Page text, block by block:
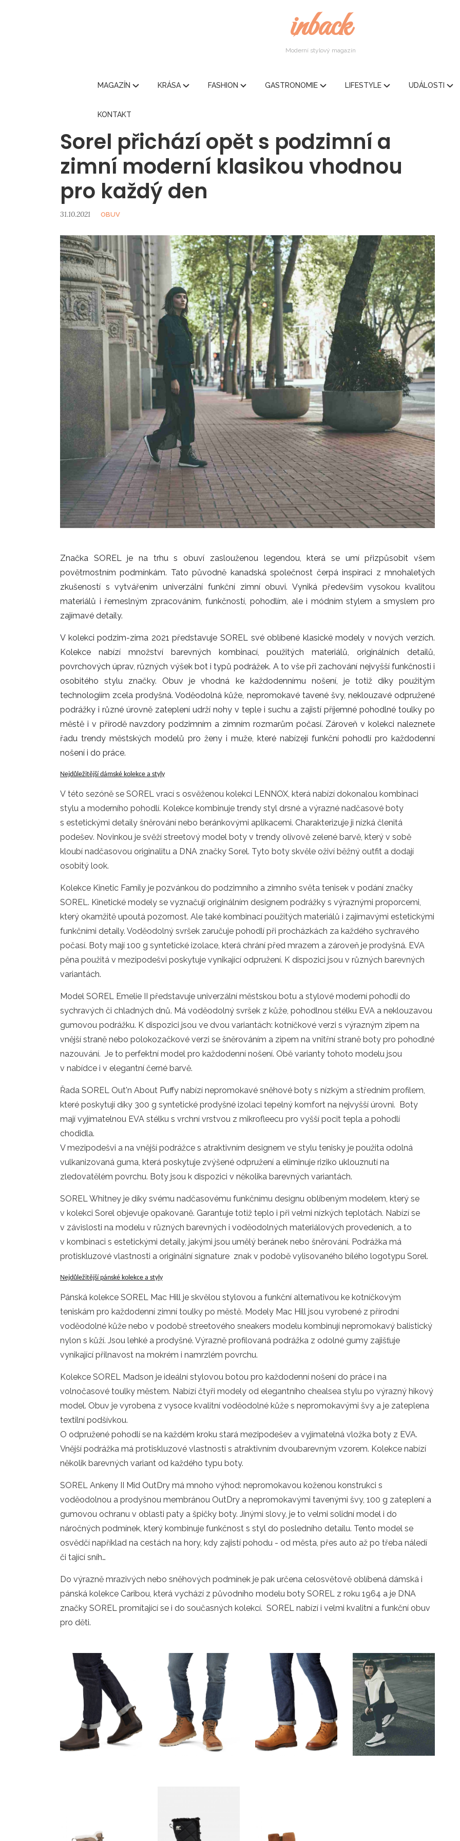
inback
Moderní stylový magazín
MAGAZÍN KRÁSA FASHION GASTRONOMIE LIFESTYLE UDÁLOSTI
KONTAKT
Sorel přichází opět s podzimní a
zimní moderní klasikou vhodnou
pro každý den
31.10.2021 OBUV
Značka SOREL je na trhu s obuví zaslouženou legendou, která se umí přizpůsobit všem
povětrnostním podmínkám. Tato původně kanadská společnost čerpá inspiraci z mnohaletých
zkušeností s vytvářením univerzální funkční zimní obuvi. Vyniká především vysokou kvalitou
materiálů i řemeslným zpracováním, funkčností, pohodlím, ale i módním stylem a smyslem pro
zajímavé detaily.
V kolekci podzim-zima 2021 představuje SOREL své oblíbené klasické modely v nových verzích.
Kolekce nabízí množství barevných kombinací, použitých materiálů, originálních detailů,
povrchových úprav, různých výšek bot i typů podrážek. A to vše při zachování nejvyšší funkčnosti i
osobitého stylu značky. Obuv je vhodná ke každodennímu nošení, je totiž díky použitým
technologiím zcela prodyšná. Voděodolná kůže, nepromokavé tavené švy, neklouzavé odpružené
podrážky i různé úrovně zateplení udrží nohy v teple i suchu a zajistí příjemné pohodlné toulky po
městě i v přírodě navzdory podzimním a zimním rozmarům počasí. Zároveň v kolekci naleznete
řadu trendy městských modelů pro ženy i muže, které nabízejí funkční pohodlí pro každodenní
nošení i do práce.
Nejdůležitější dámské kolekce a styly
V této sezóně se SOREL vrací s osvěženou kolekcí LENNOX, která nabízí dokonalou kombinaci
stylu a moderního pohodlí. Kolekce kombinuje trendy styl drsné a výrazné nadčasové boty
s estetickými detaily šněrování nebo beránkovými aplikacemi. Charakterizuje ji nízká členitá
podešev. Novinkou je svěží streetový model boty v trendy olivově zelené barvě, který v sobě
kloubí nadčasovou originalitu a DNA značky Sorel. Tyto boty skvěle oživí běžný outfit a dodají
osobitý look.
Kolekce Kinetic Family je pozvánkou do podzimního a zimního světa tenisek v podání značky
SOREL. Kinetické modely se vyznačují originálním designem podrážky s výraznými proporcemi,
který okamžitě upoutá pozornost. Ale také kombinací použitých materiálů i zajímavými estetickými
funkčními detaily. Voděodolný svršek zaručuje pohodlí při procházkách za každého sychravého
počasí. Boty mají 100 g syntetické izolace, která chrání před mrazem a zároveň je prodyšná. EVA
pěna použitá v mezipodešvi poskytuje vynikající odpružení. K dispozici jsou v různých barevných
variantách.
Model SOREL Emelie II představuje univerzální městskou botu a stylové moderní pohodlí do
sychravých či chladných dnů. Má voděodolný svršek z kůže, pohodlnou stélku EVA a neklouzavou
gumovou podrážku. K dispozici jsou ve dvou variantách: kotníčkové verzi s výrazným zipem na
vnější straně nebo polokozačkové verzi se šněrováním a zipem na vnitřní straně boty pro pohodlné
nazouvání. Je to perfektní model pro každodenní nošení. Obě varianty tohoto modelu jsou
v nabídce i v elegantní černé barvě.
Řada SOREL Out'n About Puffy nabízí nepromokavé sněhové boty s nízkým a středním profilem,
které poskytují díky 300 g syntetické prodyšné izolaci tepelný komfort na nejvyšší úrovni. Boty
mají vyjímatelnou EVA stélku s vrchní vrstvou z mikrofleecu pro vyšší pocit tepla a pohodlí
chodidla.
V mezipodešvi a na vnější podrážce s atraktivním designem ve stylu tenisky je použita odolná
vulkanizovaná guma, která poskytuje zvýšené odpružení a eliminuje riziko uklouznutí na
zledovatělém povrchu. Boty jsou k dispozici v několika barevných variantách.
SOREL Whitney je díky svému nadčasovému funkčnímu designu oblíbeným modelem, který se
v kolekci Sorel objevuje opakovaně. Garantuje totiž teplo i při velmi nízkých teplotách. Nabízí se
v závislosti na modelu v různých barevných i voděodolných materiálových provedeních, a to
v kombinaci s estetickými detaily, jakými jsou umělý beránek nebo šněrování. Podrážka má
protiskluzové vlastnosti a originální signature znak v podobě vylisovaného bílého logotypu Sorel.
Nejdůležitější pánské kolekce a styly
Pánská kolekce SOREL Mac Hill je skvělou stylovou a funkční alternativou ke kotníčkovým
teniskám pro každodenní zimní toulky po městě. Modely Mac Hill jsou vyrobené z přírodní
voděodolné kůže nebo v podobě streetového sneakers modelu kombinují nepromokavý balistický
nylon s kůží. Jsou lehké a prodyšné. Výrazně profilovaná podrážka z odolné gumy zajišťuje
vynikající přilnavost na mokrém i namrzlém povrchu.
Kolekce SOREL Madson je ideální stylovou botou pro každodenní nošení do práce i na
volnočasové toulky městem. Nabízí čtyři modely od elegantního chealsea stylu po výrazný hikový
model. Obuv je vyrobena z vysoce kvalitní voděodolné kůže s nepromokavými švy a je zateplena
textilní podšívkou.
O odpružené pohodlí se na každém kroku stará mezipodešev a vyjímatelná vložka boty z EVA.
Vnější podrážka má protiskluzové vlastnosti s atraktivním dvoubarevným vzorem. Kolekce nabízí
několik barevných variant od každého typu boty.
SOREL Ankeny II Mid OutDry má mnoho výhod: nepromokavou koženou konstrukci s
voděodolnou a prodyšnou membránou OutDry a nepromokavými tavenými švy, 100 g zateplení a
gumovou ochranu v oblasti paty a špičky boty. Jinými slovy, je to velmi solidní model i do
náročných podmínek, který kombinuje funkčnost s styl do posledního detailu. Tento model se
osvědčí například na cestách na hory, kdy zajistí pohodu - od města, přes auto až po třeba náledí
či tající sníh…
Do výrazně mrazivých nebo sněhových podmínek je pak určena celosvětově oblíbená dámská i
pánská kolekce Caribou, která vychází z původního modelu boty SOREL z roku 1964 a je DNA
značky SOREL promítající se i do současných kolekcí. SOREL nabízí i velmi kvalitní a funkční obuv
pro děti.